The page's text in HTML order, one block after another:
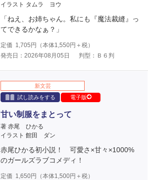
イラスト タムラ ヨウ
「ねえ、お姉ちゃん。私にも『魔法裁縫』っ
てできるかなぁ？」
定価 1,705 円（本体1,550円＋税）
発売日：2026年08月05日
判型：Ｂ６判
新文芸
試し読みをする
電子版
甘い制服をまとって
著 赤尾 ひかる
イラスト 館田 ダン
赤尾ひかる初小説！ 可愛さ×甘々×1000%
のガールズラブコメディ！
定価 1,650円（本体1,500円＋税）